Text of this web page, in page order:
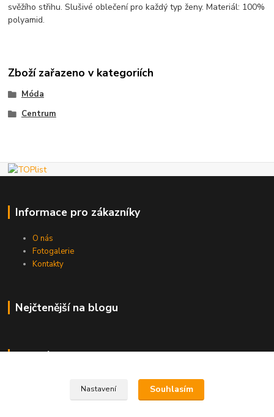
svěžího střihu. Slušivé oblečení pro každý typ ženy. Materiál: 100%
polyamid.
Zboží zařazeno v kategoriích
Móda
Centrum
Informace pro zákazníky
O nás
Fotogalerie
Kontakty
Nejčtenější na blogu
Kde nás najdete
Nastavení Souhlasím